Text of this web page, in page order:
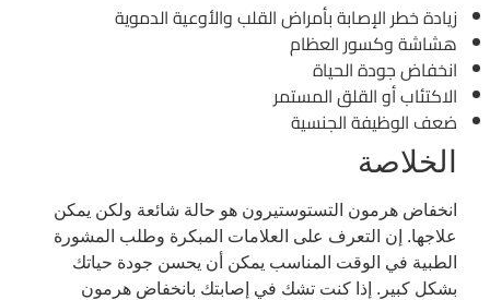
زيادة خطر الإصابة بأمراض القلب والأوعية الدموية
هشاشة وكسور العظام
انخفاض جودة الحياة
الاكتئاب أو القلق المستمر
ضعف الوظيفة الجنسية
الخلاصة
انخفاض هرمون التستوستيرون هو حالة شائعة ولكن يمكن
علاجها. إن التعرف على العلامات المبكرة وطلب المشورة
الطبية في الوقت المناسب يمكن أن يحسن جودة حياتك
بشكل كبير. إذا كنت تشك في إصابتك بانخفاض هرمون